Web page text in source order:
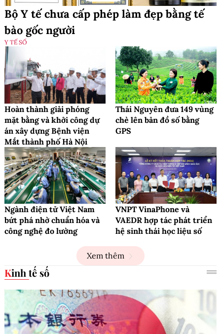
Bộ Y tế chưa cấp phép làm đẹp bằng tế
bào gốc người
Y TẾ SỐ
Hoàn thành giải phóng
mặt bằng và khởi công dự
án xây dựng Bệnh viện
Mắt thành phố Hà Nội
Thái Nguyên đưa 149 vùng
chè lên bản đồ số bằng
GPS
Ngành điện tử Việt Nam
bứt phá nhờ chuẩn hóa và
công nghệ đo lường
VNPT VinaPhone và
VAEDR hợp tác phát triển
hệ sinh thái học liệu số
Xem thêm
Kinh tế số